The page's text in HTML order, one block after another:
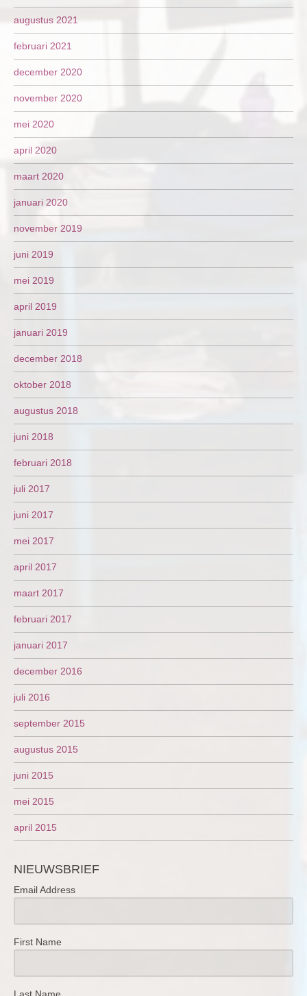
augustus 2021
februari 2021
december 2020
november 2020
mei 2020
april 2020
maart 2020
januari 2020
november 2019
juni 2019
mei 2019
april 2019
januari 2019
december 2018
oktober 2018
augustus 2018
juni 2018
februari 2018
juli 2017
juni 2017
mei 2017
april 2017
maart 2017
februari 2017
januari 2017
december 2016
juli 2016
september 2015
augustus 2015
juni 2015
mei 2015
april 2015
NIEUWSBRIEF
Email Address
First Name
Last Name